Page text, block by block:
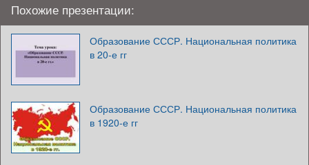
Похожие презентации:
Образование СССР. Национальная политика
в 20-е гг
Образование СССР. Национальная политика
в 1920-е гг